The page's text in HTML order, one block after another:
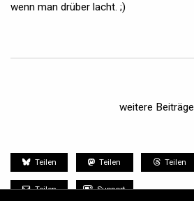
wenn man drüber lacht. ;)
weitere Beiträge
Teilen Teilen Teilen
Teilen Support